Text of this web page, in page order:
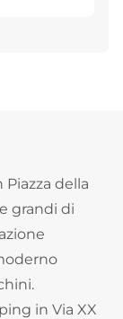
della
grandi di
in Via XX